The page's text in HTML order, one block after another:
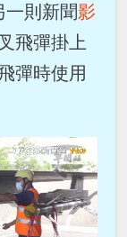
一則新聞影
飛彈掛上
彈時使用